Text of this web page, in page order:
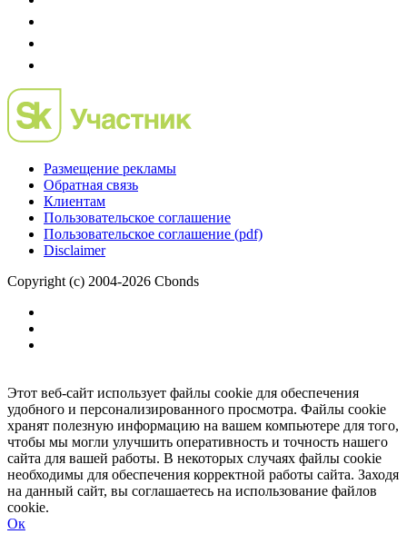
Размещение рекламы
Обратная связь
Клиентам
Пользовательское соглашение
Пользовательское соглашение (pdf)
Disclaimer
Copyright (c) 2004-2026 Cbonds
Этот веб-сайт использует файлы cookie для обеспечения
удобного и персонализированного просмотра. Файлы cookie
хранят полезную информацию на вашем компьютере для того,
чтобы мы могли улучшить оперативность и точность нашего
сайта для вашей работы. В некоторых случаях файлы cookie
необходимы для обеспечения корректной работы сайта. Заходя
на данный сайт, вы соглашаетесь на использование файлов
cookie.
Ок